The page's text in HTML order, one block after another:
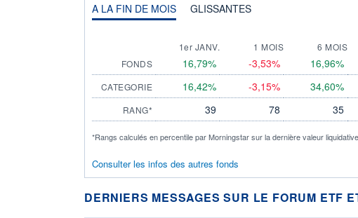
A LA FIN DE MOIS GLISSANTES
1er JANV. 1 MOIS 6 MOIS
FONDS
16,79% -3,53% 16,96%
CATEGORIE 16,42% -3,15% 34,60%
RANG* 39 78 35
*Rangs calculés en percentile par Morningstar sur la dernière valeur
Consulter les infos des autres fonds
DERNIERS MESSAGES SUR LE FORUM ETF